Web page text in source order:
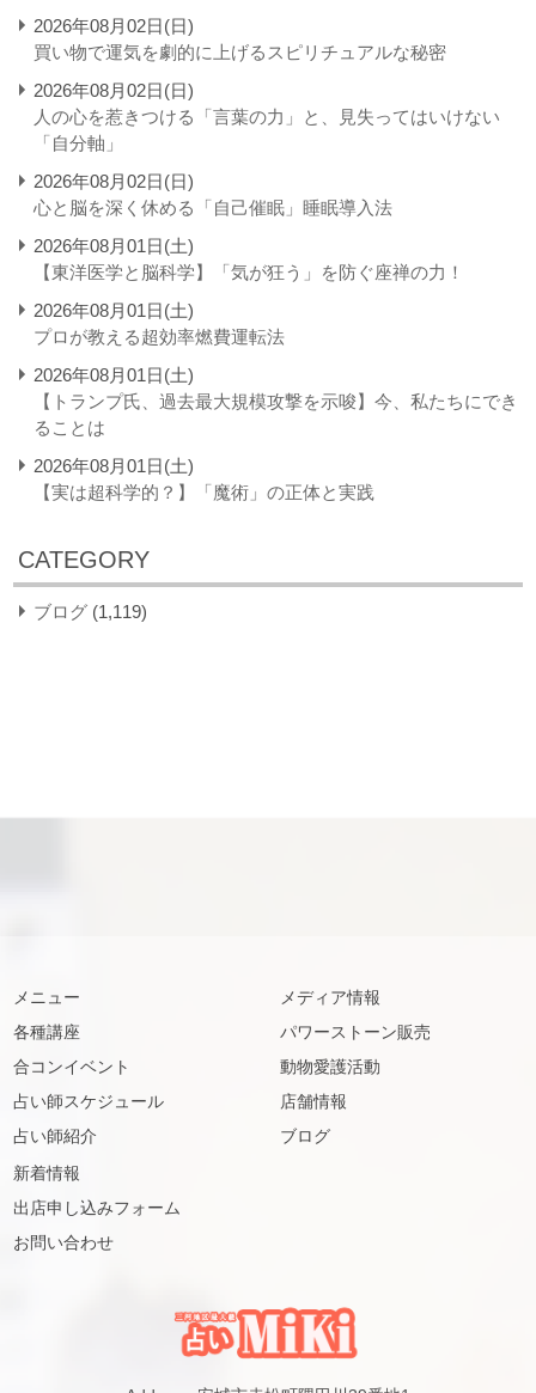
2026年08月02日(日)
買い物で運気を劇的に上げるスピリチュアルな秘密
2026年08月02日(日)
人の心を惹きつける「言葉の力」と、見失ってはいけない
「自分軸」
2026年08月02日(日)
心と脳を深く休める「自己催眠」睡眠導入法
2026年08月01日(土)
【東洋医学と脳科学】「気が狂う」を防ぐ座禅の力！
2026年08月01日(土)
プロが教える超効率燃費運転法
2026年08月01日(土)
【トランプ氏、過去最大規模攻撃を示唆】今、私たちにでき
ることは
2026年08月01日(土)
【実は超科学的？】「魔術」の正体と実践
CATEGORY
ブログ (1,119)
メニュー
各種講座
合コンイベント
占い師スケジュール
占い師紹介
メディア情報
パワーストーン販売
動物愛護活動
店舗情報
ブログ
新着情報
出店申し込みフォーム
お問い合わせ